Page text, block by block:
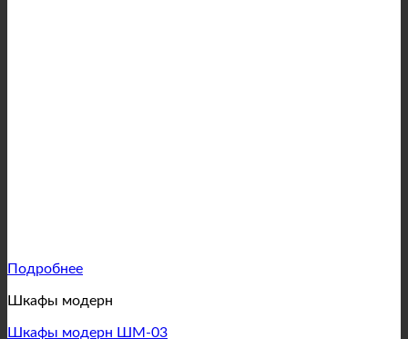
Подробнее
Шкафы модерн
Шкафы модерн ШМ-03